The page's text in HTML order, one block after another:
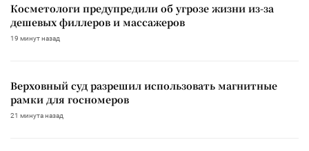
Косметологи предупредили об угрозе жизни из-за
дешевых филлеров и массажеров
19 минут назад
Верховный суд разрешил использовать магнитные
рамки для госномеров
21 минута назад